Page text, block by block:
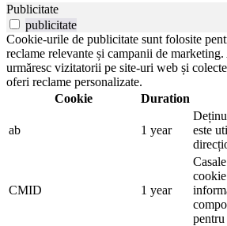
Publicitate
publicitate
Cookie-urile de publicitate sunt folosite
reclame relevante și campanii de
urmăresc vizitatorii pe site-uri web și
oferi reclame personalizate.
Cookie
Duration
ab 1 year
este
CMID 1 year